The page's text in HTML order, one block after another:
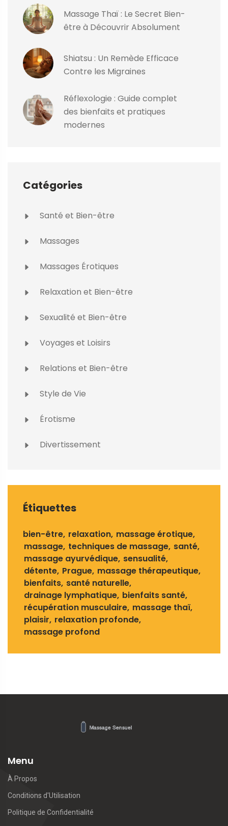
Massage Thaï : Le Secret Bien-
être à Découvrir Absolument
Shiatsu : Un Remède Efficace
Contre les Migraines
Réflexologie : Guide complet
des bienfaits et pratiques
modernes
Catégories
Santé et Bien-être
Massages
Massages Érotiques
Relaxation et Bien-être
Sexualité et Bien-être
Voyages et Loisirs
Relations et Bien-être
Style de Vie
Érotisme
Divertissement
Étiquettes
bien-être relaxation massage érotique
massage techniques de massage santé
massage ayurvédique sensualité
détente Prague massage thérapeutique
bienfaits santé naturelle
drainage lymphatique bienfaits santé
récupération musculaire massage thaï
plaisir relaxation profonde
massage profond
Menu
À Propos
Conditions d'Utilisation
Politique de Confidentialité